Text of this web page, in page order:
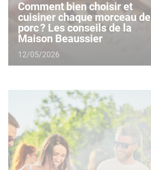
Comment bien choisir et
cuisiner chaque morceau de
porc ? Les conseils de la
Maison Beaussier
12/05/2026